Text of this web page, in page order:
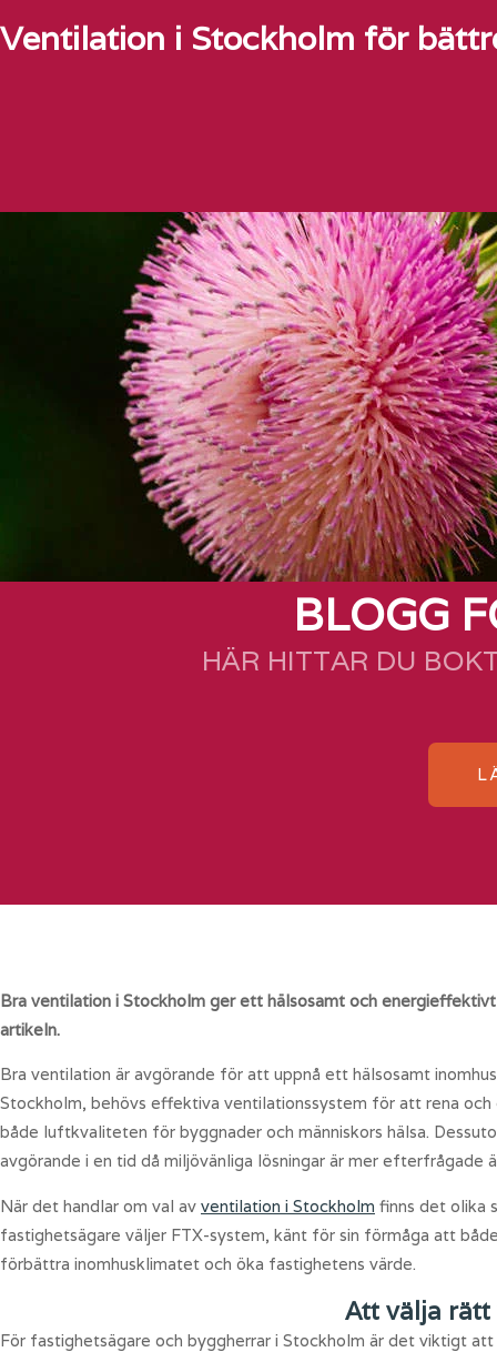
Ventilation i Stockholm för
BLOGG
HÄR HITTAR DU
Bra ventilation i Stockholm ger ett hälsosamt och
artikeln.
Bra ventilation är avgörande för att uppnå ett hälsosamt
Stockholm, behövs effektiva ventilationssystem för att rena
både luftkvaliteten för byggnader och människors hälsa.
avgörande i en tid då miljövänliga lösningar är mer efterfrågade
När det handlar om val av ventilation i Stockholm finns det olika
fastighetsägare väljer FTX-system, känt för sin förmåga att
förbättra inomhusklimatet och öka fastighetens värde.
Att välja rätt
För fastighetsägare och byggherrar i Stockholm är det viktigt